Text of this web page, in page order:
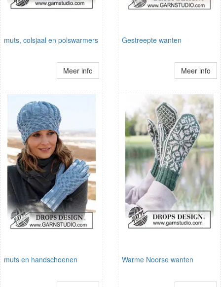
muts, colsjaal en polswarmers
Meer info
Gestreepte wanten
Meer info
muts en handschoenen Warme Noorse wanten